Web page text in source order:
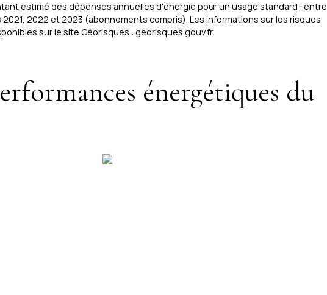
estimé des dépenses annuelles d'énergie pour un usage standard : entre
2021, 2022 et 2023 (abonnements compris). Les informations sur les risques
sur le site Géorisques : georisques.gouv.fr.
énergétiques du